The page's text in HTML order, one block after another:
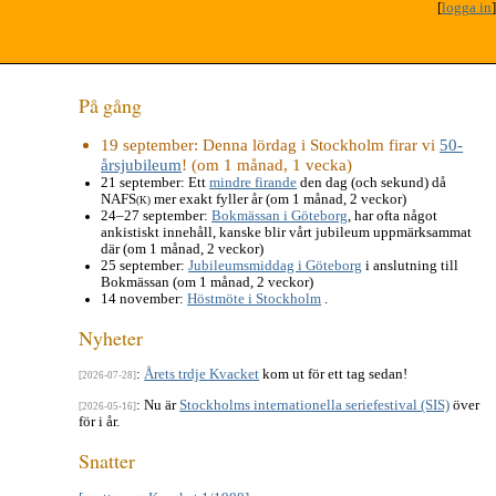
[logga in]
På gång
19 september: Denna lördag i Stockholm firar vi 50-
årsjubileum! (om 1 månad, 1 vecka)
21 september: Ettmindre firande den dag (och sekund) då
NAFS(K) mer exakt fyller år (om 1 månad, 2 veckor)
24–27 september:Bokmässan i Göteborg , har ofta något
ankistiskt innehåll, kanske blir vårt jubileum uppmärksammat
där (om 1 månad, 2 veckor)
25 september:Jubileumsmiddag i Göteborg i anslutning till
Bokmässan (om 1 månad, 2 veckor)
14 november:Höstmöte i Stockholm
Nyheter
[2026-07-28] :Årets trdje Kvacket kom ut för ett tag sedan!
[2026-05-16] : Nu ärStockholms internationella seriefestival (SIS) över
för i år.
Snatter